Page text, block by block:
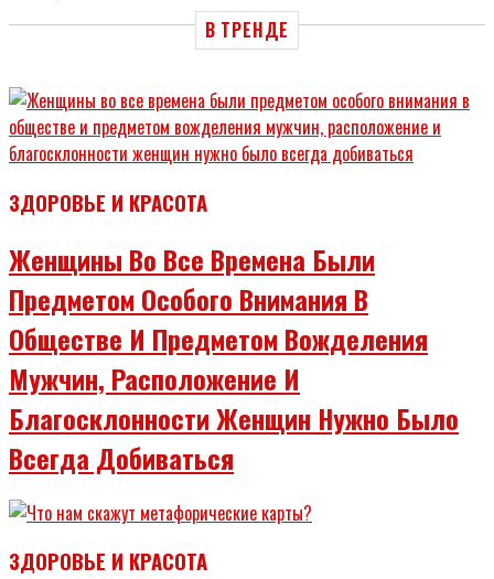
В ТРЕНДЕ
ЗДОРОВЬЕ И КРАСОТА
Женщины Во Все Времена Были
Предметом Особого Внимания В
Обществе И Предметом Вожделения
Мужчин, Расположение И
Благосклонности Женщин Нужно Было
Всегда Добиваться
ЗДОРОВЬЕ И КРАСОТА